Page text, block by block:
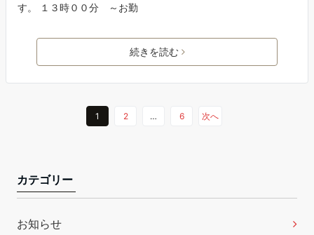
す。 １３時００分 ～お勤
続きを読む
1 2 … 6 次へ
カテゴリー
お知らせ